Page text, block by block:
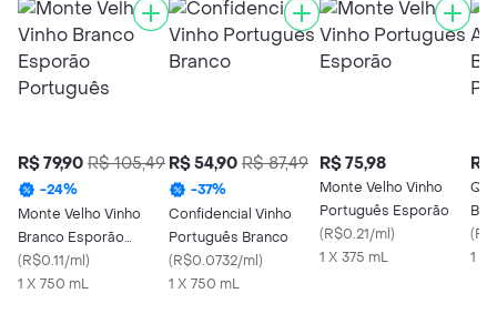
R$ 79,90 R$ 105,49
-24%
Monte Velho Vinho
Branco Esporão
Português
(R$0.11/ml)
1 X 750 mL
R$ 54,90 R$ 87,49
-37%
Confidencial Vinho
Português Branco
(R$0.0732/ml)
1 X 750 mL
R$ 75,98
Monte Velho Vinho
Português Esporão
(R$0.21/ml)
1 X 375 mL
R$
(
1 X